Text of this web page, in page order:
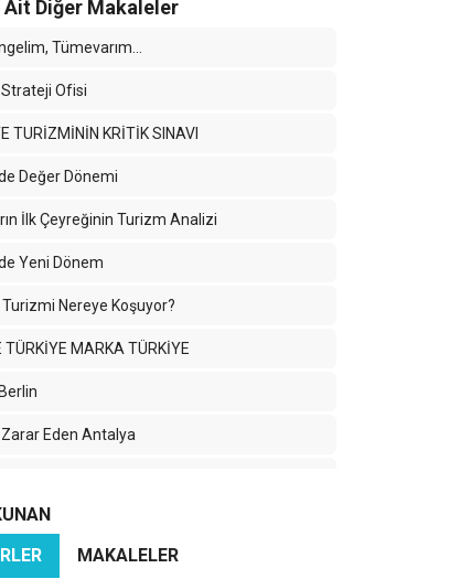
Ait Diğer Makaleler
Tümevarım…
Ofisi
TURİZMİNİN KRİTİK SINAVI
Değer Dönemi
İlk Çeyreğinin Turizm Analizi
Yeni Dönem
Nereye Koşuyor?
TÜRKİYE MARKA TÜRKİYE
Zarar Eden Antalya
iyi..Peki sonrası ?
Yılı Beklentileri ve Turizmde Gelecek.
MAKALELER